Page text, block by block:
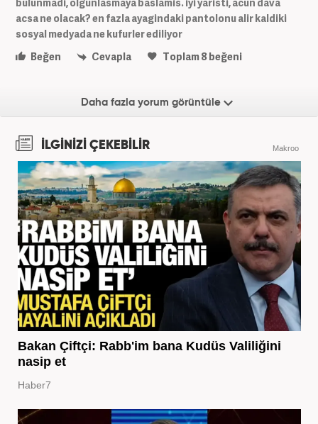
acsa ne olacak? en fazla ayagindaki pantolonu alir kaldiki
sosyal medyada ne kufurler ediliyor
Beğen
Cevapla Toplam8beğeni
Daha fazla yorum görüntüle
İLGİNİZİ ÇEKEBİLİR Makroo
Bakan Çiftçi: Rabb'im bana Kudüs Valiliğini
nasip et
Haber7